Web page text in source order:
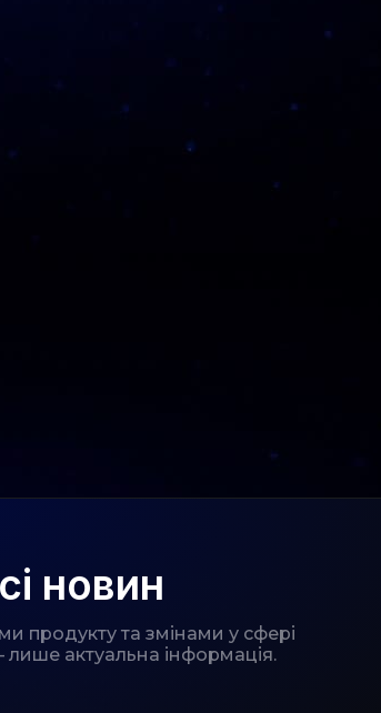
новин
продукту та змінами у сфері
актуальна інформація.